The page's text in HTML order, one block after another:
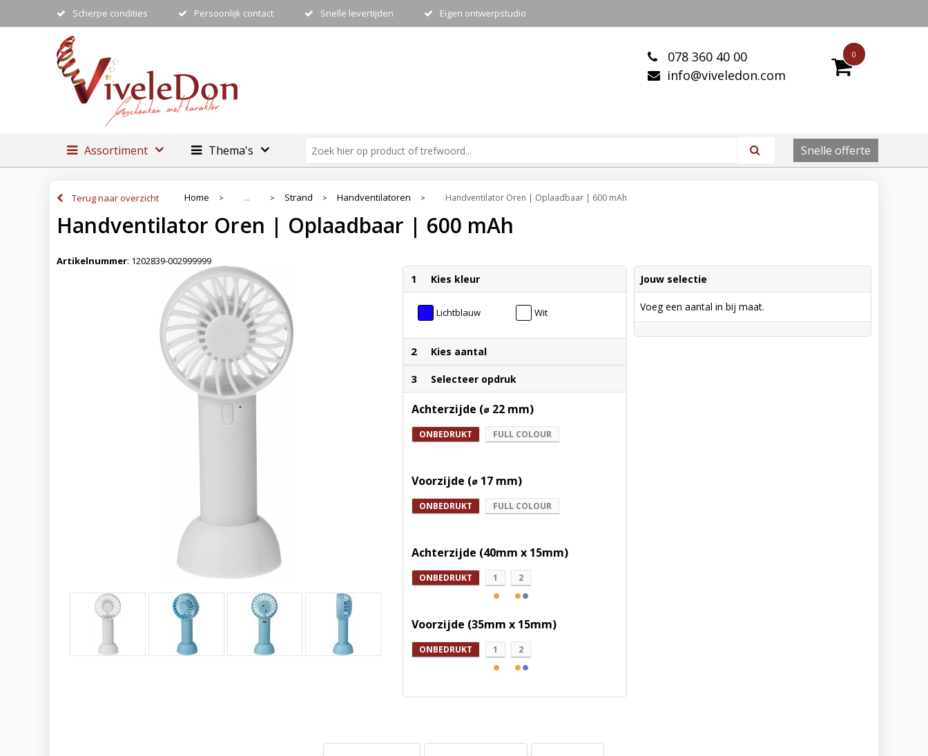
Scherpe condities Persoonlijk contact Snelle levertijden Eigen ontwerpstudio
0
078 360 40 00
info@viveledon.com
Assortiment Thema's Snelle offerte
Terug naar overzicht Home > ... > Strand > Handventilatoren > Handventilator Oren | Oplaadbaar | 600 mAh
Handventilator Oren | Oplaadbaar | 600 mAh
Artikelnummer: 1202839-002999999
1 Kies kleur
Lichtblauw Wit
2 Kies aantal
3 Selecteer opdruk
Achterzijde (⌀ 22 mm)
ONBEDRUKT FULL COLOUR
Voorzijde (⌀ 17 mm)
ONBEDRUKT FULL COLOUR
Achterzijde (40mm x 15mm)
ONBEDRUKT 1 2
Voorzijde (35mm x 15mm)
ONBEDRUKT 1 2
Jouw selectie
Voeg een aantal in bij maat.